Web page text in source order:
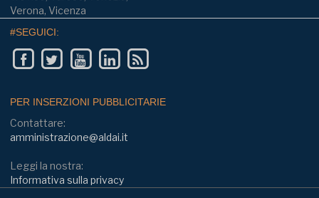
Verona, Vicenza
#SEGUICI:
PER INSERZIONI PUBBLICITARIE
Contattare:
amministrazione@aldai.it
Leggi la nostra:
Informativa sulla privacy